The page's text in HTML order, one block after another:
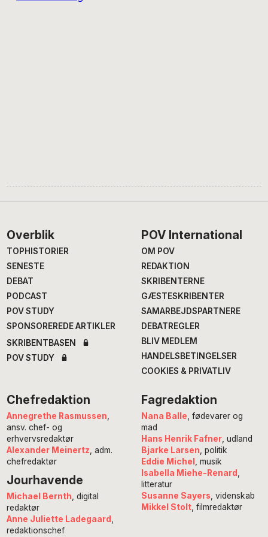
Footer
Overblik
TOPHISTORIER
SENESTE
DEBAT
PODCAST
POV STUDY
SPONSOREREDE ARTIKLER
SKRIBENTBASEN
POV STUDY
POV International
OM POV
REDAKTION
SKRIBENTERNE
GÆSTESKRIBENTER
SAMARBEJDSPARTNERE
DEBATREGLER
BLIV MEDLEM
HANDELSBETINGELSER
COOKIES & PRIVATLIV
Chefredaktion
Annegrethe Rasmussen,
ansv. chef- og
erhvervsredaktør
Alexander Meinertz, adm.
chefredaktør
Jourhavende
Michael Bernth , digital
redaktør
Anne Juliette Ladegaard
redaktionschef
Fagredaktion
Nana Balle, fødevarer og
mad
Hans Henrik Fafner, udland
Bjarke Larsen, politik
Eddie Michel , musik
Isabella Miehe-Renard ,
litteratur
Susanne Sayers, videnskab
Mikkel Stolt, filmredaktør